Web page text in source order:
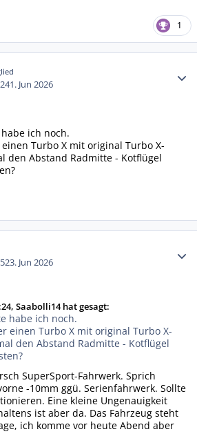
1
1. Jun 2026
ich noch.
Turbo X mit original Turbo X-
den Abstand Radmitte - Kotflügel
3. Jun 2026
Saabolli14 hat gesagt:
habe ich noch.
einen Turbo X mit original Turbo X-
den Abstand Radmitte - Kotflügel
SuperSport-Fahrwerk. Sprich
-10mm ggü. Serienfahrwerk. Sollte
Eine kleine Ungenauigkeit
ist aber da. Das Fahrzeug steht
ich komme vor heute Abend aber